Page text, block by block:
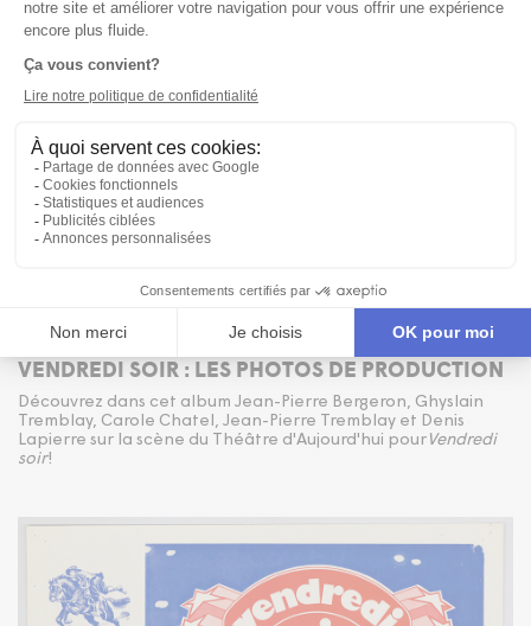
ALBUM Publié le 12/01/78
VENDREDI SOIR : LES PHOTOS DE PRODUCTION
Découvrez dans cet album Jean-Pierre Bergeron, Ghyslain
Tremblay, Carole Chatel, Jean-Pierre Tremblay et Denis
Lapierre sur la scène du Théâtre d'Aujourd'hui pour Vendredi
soir!